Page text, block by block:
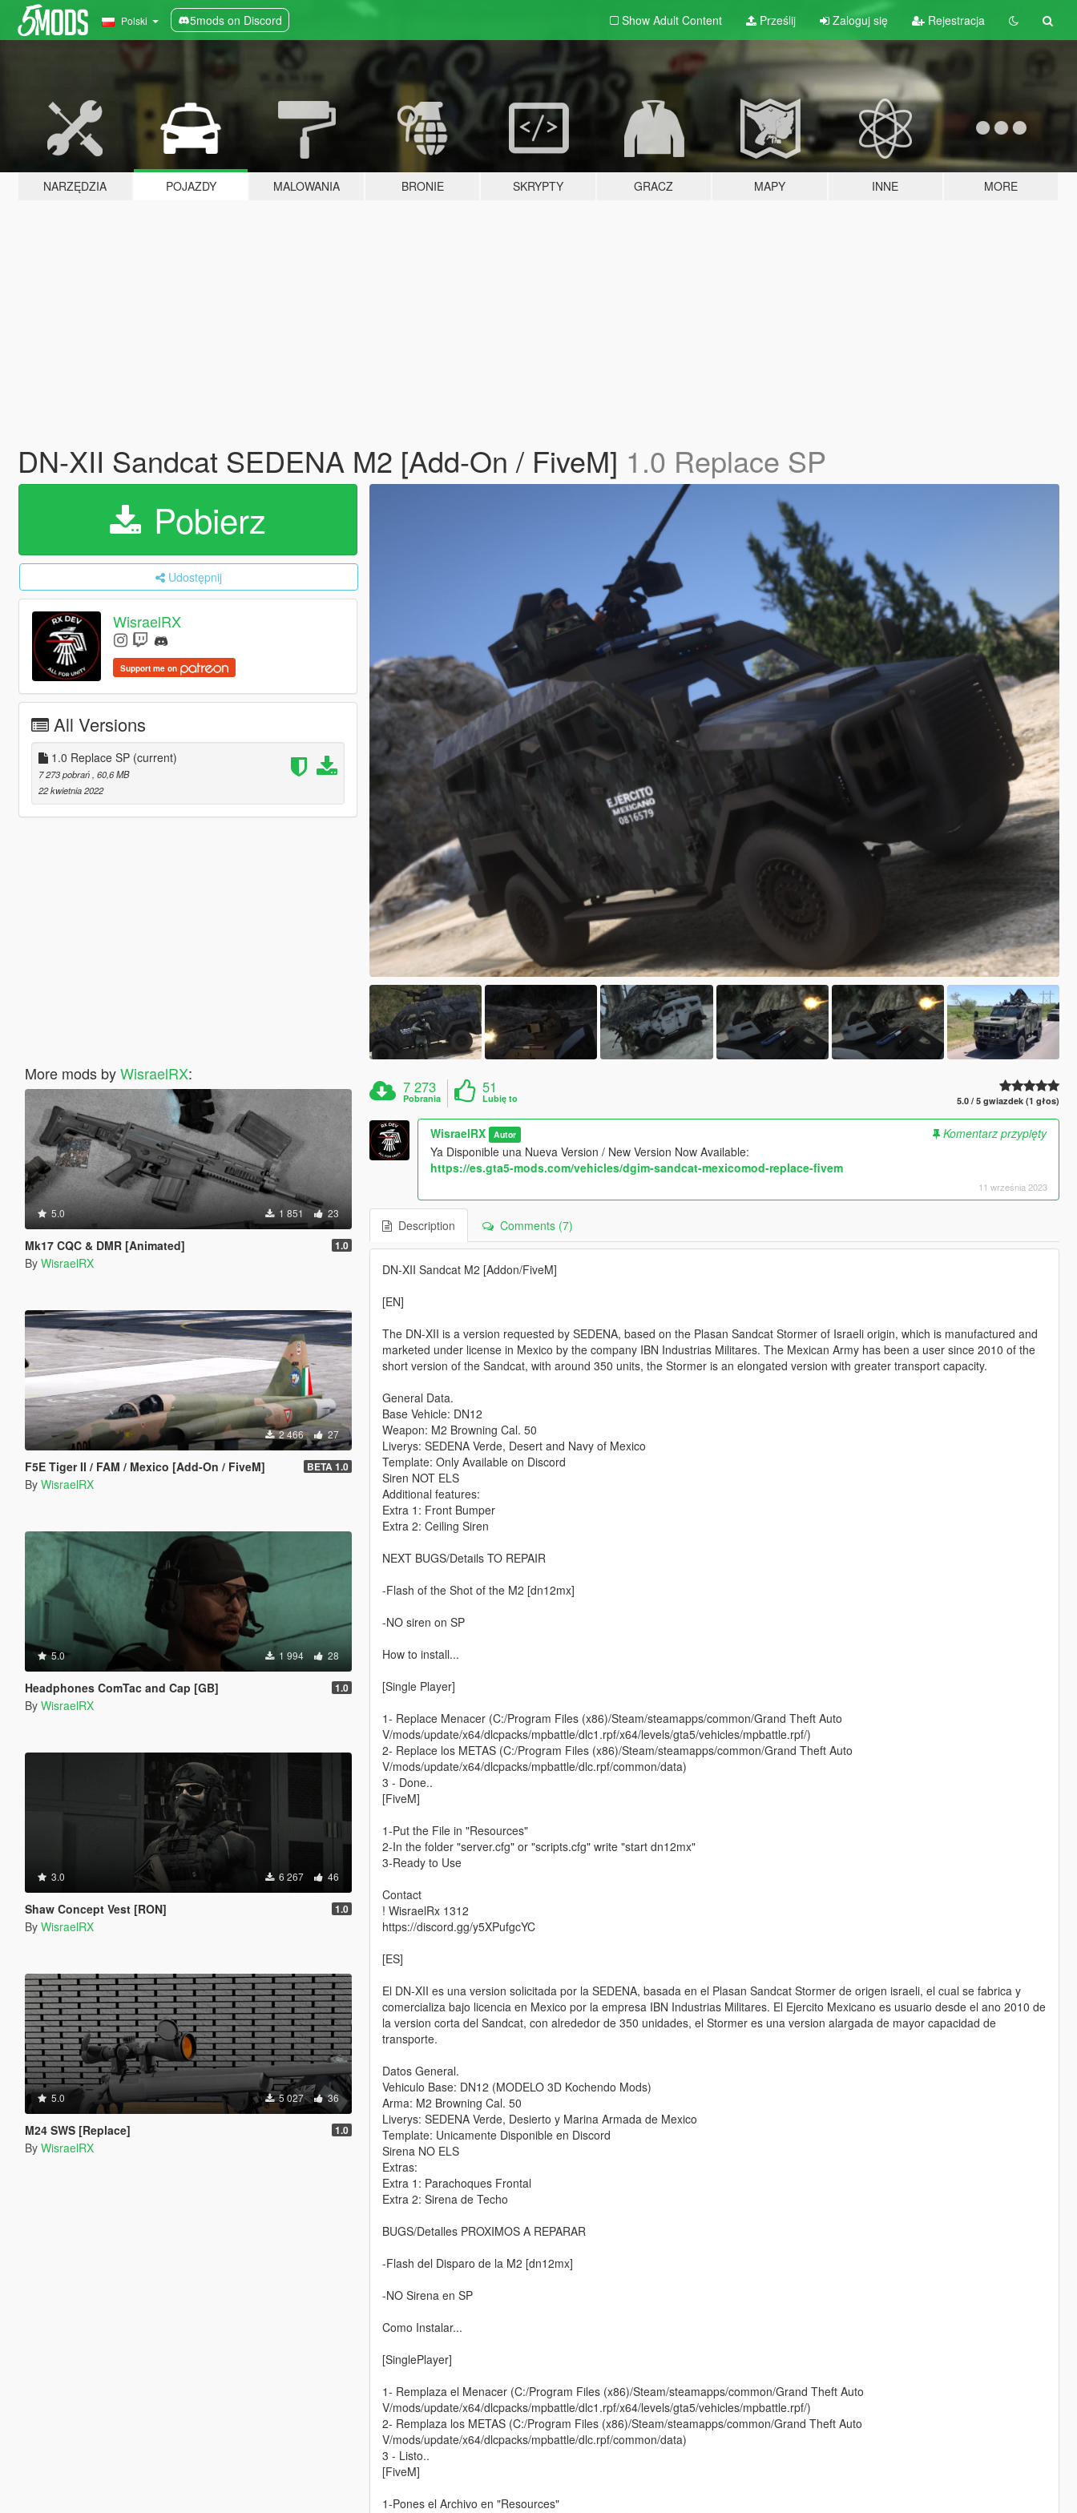
Polski 5mods on Discord Show Adult Content Prześlij Zaloguj się Rejestracja
NARZĘDZIA POJAZDY MALOWANIA BRONIE SKRYPTY GRACZ MAPY INNE MORE
DN-XII Sandcat SEDENA M2 [Add-On / FiveM] 1.0 Replace SP
Pobierz
Udostępnij
WisraelRX
Support me on
All Versions
1.0 Replace SP (current)
7 273 pobrań , 60,6 MB
22 kwietnia 2022
More mods byWisraelRX:
5.0 1 851 23
Mk17 CQC & DMR [Animated] 1.0
By WisraelRX
2 466 27
F5E Tiger II / FAM / Mexico [Add-On / FiveM] BETA 1.0
By WisraelRX
5.0 1 994 28
Headphones ComTac and Cap [GB] 1.0
By WisraelRX
3.0 6 267 46
Shaw Concept Vest [RON] 1.0
By WisraelRX
5.0 5 027 36
M24 SWS [Replace] 1.0
By WisraelRX
7 273
Pobrania
51
Lubię to 5.0 / 5 gwiazdek (1 głos)
WisraelRX Autor
Komentarz przypięty
Ya Disponible una Nueva Version / New Version Now Available:
https://es.gta5-mods.com/vehicles/dgim-sandcat-mexicomod-replace-fivem
11 września 2023
Description Comments (7)
DN-XII Sandcat M2 [Addon/FiveM]
[EN]
The DN-XII is a version requested by SEDENA, based on the Plasan Sandcat Stormer of Israeli origin, which is manufactured and
marketed under license in Mexico by the company IBN Industrias Militares. The Mexican Army has been a user since 2010 of the
short version of the Sandcat, with around 350 units, the Stormer is an elongated version with greater transport capacity.
General Data.
Base Vehicle: DN12
Weapon: M2 Browning Cal. 50
Liverys: SEDENA Verde, Desert and Navy of Mexico
Template: Only Available on Discord
Siren NOT ELS
Additional features:
Extra 1: Front Bumper
Extra 2: Ceiling Siren
NEXT BUGS/Details TO REPAIR
-Flash of the Shot of the M2 [dn12mx]
-NO siren on SP
How to install...
[Single Player]
1- Replace Menacer (C:/Program Files (x86)/Steam/steamapps/common/Grand Theft Auto
V/mods/update/x64/dlcpacks/mpbattle/dlc1.rpf/x64/levels/gta5/vehicles/mpbattle.rpf/)
2- Replace los METAS (C:/Program Files (x86)/Steam/steamapps/common/Grand Theft Auto
V/mods/update/x64/dlcpacks/mpbattle/dlc.rpf/common/data)
3 - Done..
[FiveM]
1-Put the File in "Resources"
2-In the folder "server.cfg" or "scripts.cfg" write "start dn12mx"
3-Ready to Use
Contact
! WisraelRx 1312
https://discord.gg/y5XPufgcYC
[ES]
El DN-XII es una version solicitada por la SEDENA, basada en el Plasan Sandcat Stormer de origen israeli, el cual se fabrica y
comercializa bajo licencia en Mexico por la empresa IBN Industrias Militares. El Ejercito Mexicano es usuario desde el ano 2010 de
la version corta del Sandcat, con alrededor de 350 unidades, el Stormer es una version alargada de mayor capacidad de
transporte.
Datos General.
Vehiculo Base: DN12 (MODELO 3D Kochendo Mods)
Arma: M2 Browning Cal. 50
Liverys: SEDENA Verde, Desierto y Marina Armada de Mexico
Template: Unicamente Disponible en Discord
Sirena NO ELS
Extras:
Extra 1: Parachoques Frontal
Extra 2: Sirena de Techo
BUGS/Detalles PROXIMOS A REPARAR
-Flash del Disparo de la M2 [dn12mx]
-NO Sirena en SP
Como Instalar...
[SinglePlayer]
1- Remplaza el Menacer (C:/Program Files (x86)/Steam/steamapps/common/Grand Theft Auto
V/mods/update/x64/dlcpacks/mpbattle/dlc1.rpf/x64/levels/gta5/vehicles/mpbattle.rpf/)
2- Remplaza los METAS (C:/Program Files (x86)/Steam/steamapps/common/Grand Theft Auto
V/mods/update/x64/dlcpacks/mpbattle/dlc.rpf/common/data)
3 - Listo..
[FiveM]
1-Pones el Archivo en "Resources"